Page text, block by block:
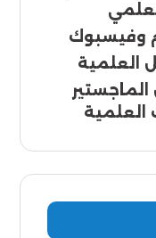
وفيسبوك
العلمية
العلمية